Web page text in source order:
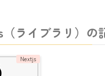
ライブラリ）の
Nextjs